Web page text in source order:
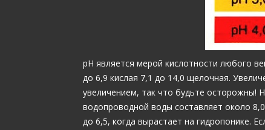
рН является мерой кислотности любого
до 6,9 кислая 7,1 до 14,0 щелочная.
увеличением, так что будьте осторожны!
водопроводной воды составляет около
до 6,5, когда вырастает на гидропонике.